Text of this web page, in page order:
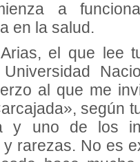
a
en la salud.
el que lee
al que me
según
y uno de los
rarezas. No es